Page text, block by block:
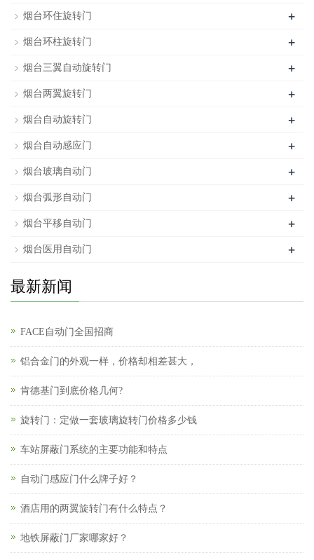
烟台环住旋转门 +
烟台环柱旋转门 +
烟台三翼自动旋转门 +
烟台两翼旋转门 +
烟台自动旋转门 +
烟台自动感应门 +
烟台玻璃自动门 +
烟台弧形自动门 +
烟台平移自动门 +
烟台医用自动门 +
最新新闻
FACE自动门全国招商
铝合金门的外观一样，价格却相差甚大，
肯德基门到底价格几何?
旋转门：定做一套玻璃旋转门价格多少钱
车站屏蔽门系统的主要功能和特点
自动门感应门什么牌子好？
酒店用的两翼旋转门有什么特点？
地铁屏蔽门厂家哪家好？